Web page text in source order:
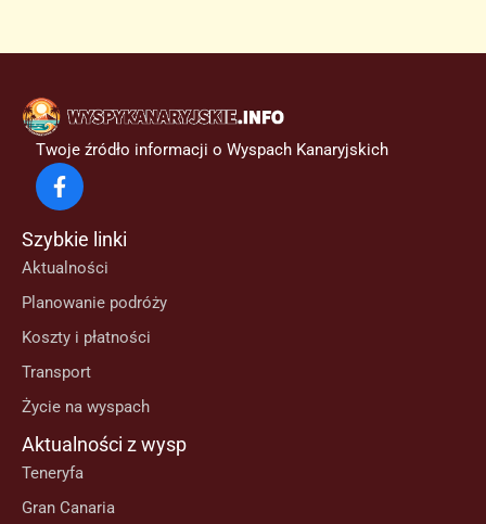
Twoje źródło informacji o Wyspach Kanaryjskich
Szybkie linki
Aktualności
Planowanie podróży
Koszty i płatności
Transport
Życie na wyspach
Aktualności z wysp
Teneryfa
Gran Canaria